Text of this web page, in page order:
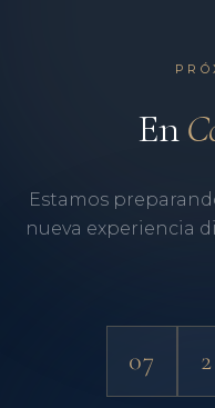
En
Estamos
nueva experiencia
07